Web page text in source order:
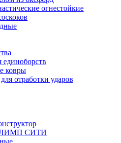
огнестойкие
единоборств
ковры
отработки ударов
СИТИ